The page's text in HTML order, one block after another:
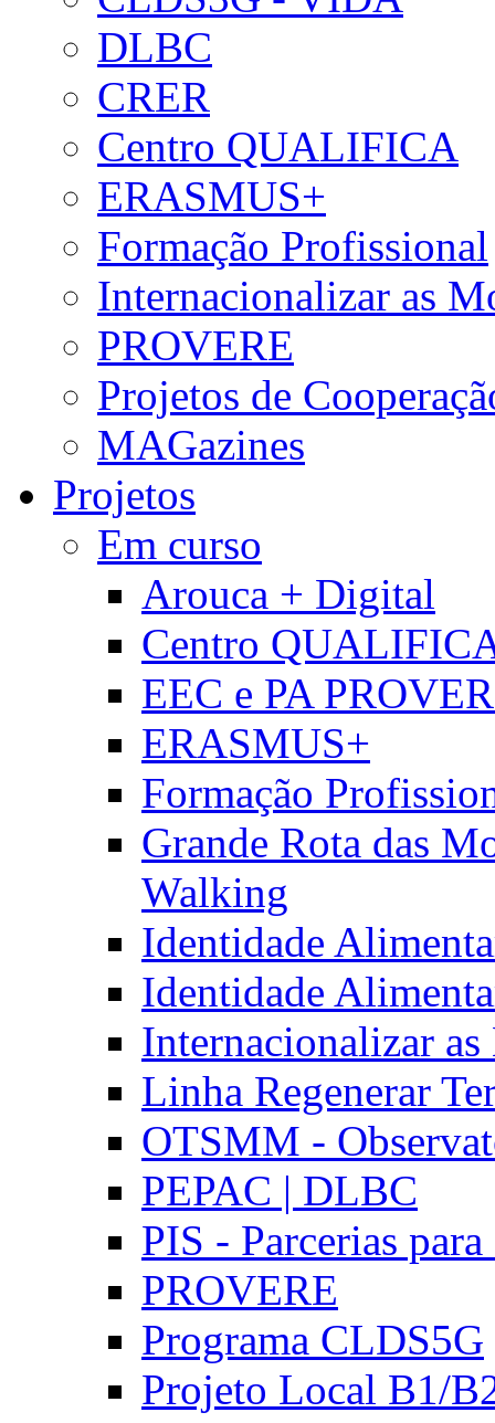
DLBC
CRER
Centro QUALIFICA
ERASMUS+
Formação Profissional
Internacionalizar as
PROVERE
Projetos de
MAGazines
Projetos
Em curso
Arouca + Digital
Centro
EEC e PA
ERASMUS+
Formação
Grande Rota das
Walking
Identidade
Identidade
Internacionalizar
Linha Regenerar
OTSMM -
PEPAC | DLBC
PIS - Parcerias
PROVERE
Programa CLDS5G
Projeto Local B1/